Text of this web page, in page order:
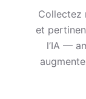
TARIFS
SE
Collectez
et
l’IA —